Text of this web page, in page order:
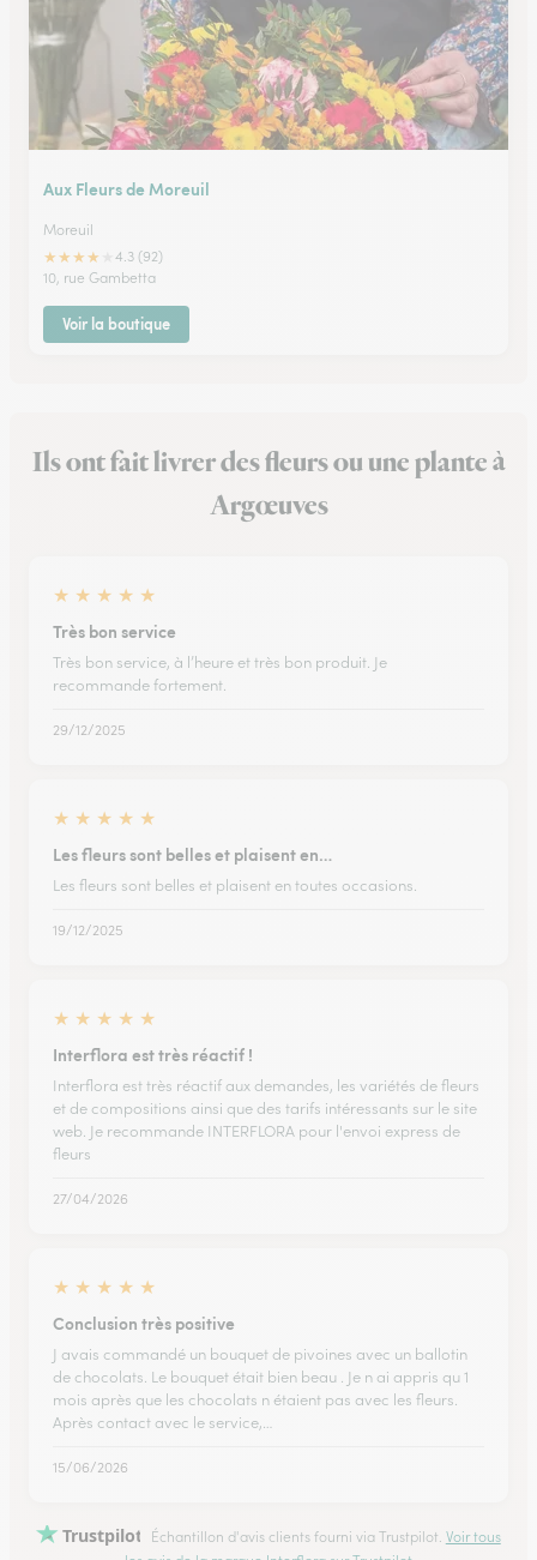
Aux Fleurs de Moreuil
Moreuil
★★★★
4.3 (92)
10, rue Gambetta
Voir la boutique
Ils ont fait livrer des fleurs ou une plante à
Argœuves
★ ★ ★ ★ ★
Très bon service
Très bon service, à l’heure et très bon produit. Je
recommande fortement.
29/12/2025
★ ★ ★ ★ ★
Les fleurs sont belles et plaisent en…
Les fleurs sont belles et plaisent en toutes occasions.
19/12/2025
★ ★ ★ ★ ★
Interflora est très réactif !
Interflora est très réactif aux demandes, les variétés de fleurs
et de compositions ainsi que des tarifs intéressants sur le site
web. Je recommande INTERFLORA pour l'envoi express de
fleurs
27/04/2026
★ ★ ★ ★ ★
Conclusion très positive
J avais commandé un bouquet de pivoines avec un ballotin
de chocolats. Le bouquet était bien beau . Je n ai appris qu 1
mois après que les chocolats n étaient pas avec les fleurs.
Après contact avec le service,…
15/06/2026
Trustpilot Échantillon d'avis clients fourni via Trustpilot. Voir tous